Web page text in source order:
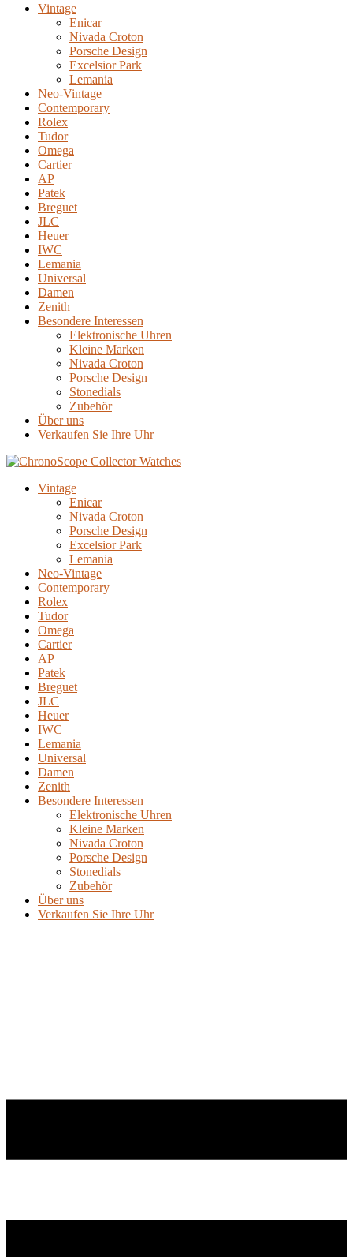
Vintage
Enicar
Nivada Croton
Porsche Design
Excelsior Park
Lemania
Neo-Vintage
Contemporary
Rolex
Tudor
Omega
Cartier
AP
Patek
Breguet
JLC
Heuer
IWC
Lemania
Universal
Damen
Zenith
Besondere Interessen
Elektronische Uhren
Kleine Marken
Nivada Croton
Porsche Design
Stonedials
Zubehör
Über uns
Verkaufen Sie Ihre Uhr
Vintage
Enicar
Nivada Croton
Porsche Design
Excelsior Park
Lemania
Neo-Vintage
Contemporary
Rolex
Tudor
Omega
Cartier
AP
Patek
Breguet
JLC
Heuer
IWC
Lemania
Universal
Damen
Zenith
Besondere Interessen
Elektronische Uhren
Kleine Marken
Nivada Croton
Porsche Design
Stonedials
Zubehör
Über uns
Verkaufen Sie Ihre Uhr